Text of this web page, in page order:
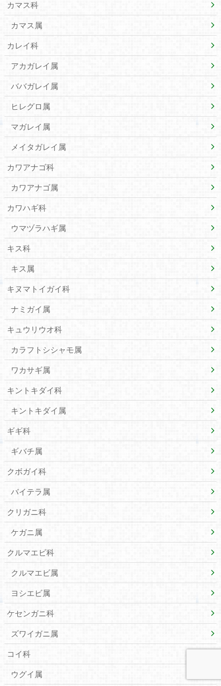
カマス科
カマス属
カレイ科
アカガレイ属
ババガレイ属
ヒレグロ属
マガレイ属
メイタガレイ属
カワアナゴ科
カワアナゴ属
カワハギ科
ウマヅラハギ属
キス科
キス属
キヌマトイガイ科
ナミガイ属
キュウリウオ科
カラフトシシャモ属
ワカサギ属
キントキダイ科
キントキダイ属
ギギ科
ギバチ属
クボガイ科
バイテラ属
クリガニ科
ケガニ属
クルマエビ科
クルマエビ属
ヨシエビ属
ケセンガニ科
ズワイガニ属
コイ科
ウグイ属